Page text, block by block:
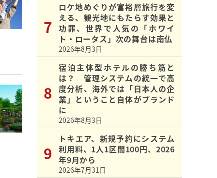
ロケ地めぐりが富裕層旅行を変
える、観光地にもたらす効果と
功罪、世界で人気の「ホワイ
ト・ロータス」次の舞台は南仏
2026年8月3日
宿泊主体型ホテルの勝ち筋と
は？ 管理システムの統一で高
度分析、海外では「日本人の企
業」ということ自体がブランド
に
2026年8月3日
トキエア、新規予約にシステム
利用料、1人1区間100円、2026
年9月から
2026年7月31日